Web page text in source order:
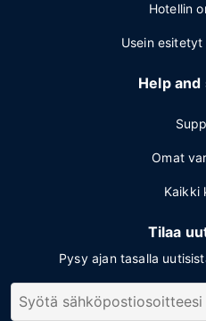
Hotellin
Usein
Help
Omat
Kaikki
Tilaa
Pysy ajan tasalla